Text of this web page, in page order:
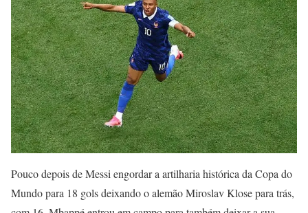
Pouco depois de Messi engordar a artilharia histórica da Copa do
Mundo para 18 gols deixando o alemão Miroslav Klose para trás,